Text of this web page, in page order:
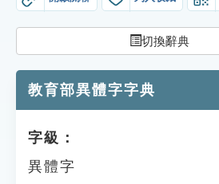
貓頭鷹博士
切換辭典
教育部異體字字典
字級：
異體字